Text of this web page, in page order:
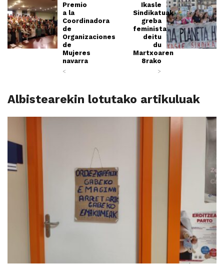
Premio
a la
Coordinadora
de
Organizaciones
de
Mujeres
navarra
<
Ikasle
Sindikatuak
greba
feminista
deitu
du
Martxoaren
8rako
>
Albistearekin lotutako artikuluak